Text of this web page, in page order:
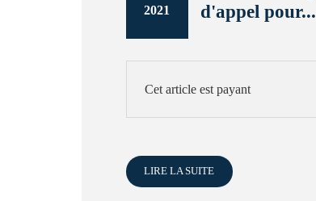
2021
d'appel pour...
Cet article est payant
LIRE LA SUITE